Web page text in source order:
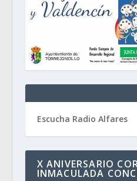
Escucha Radio Alfares
X ANIVERSARIO
INMACULADA